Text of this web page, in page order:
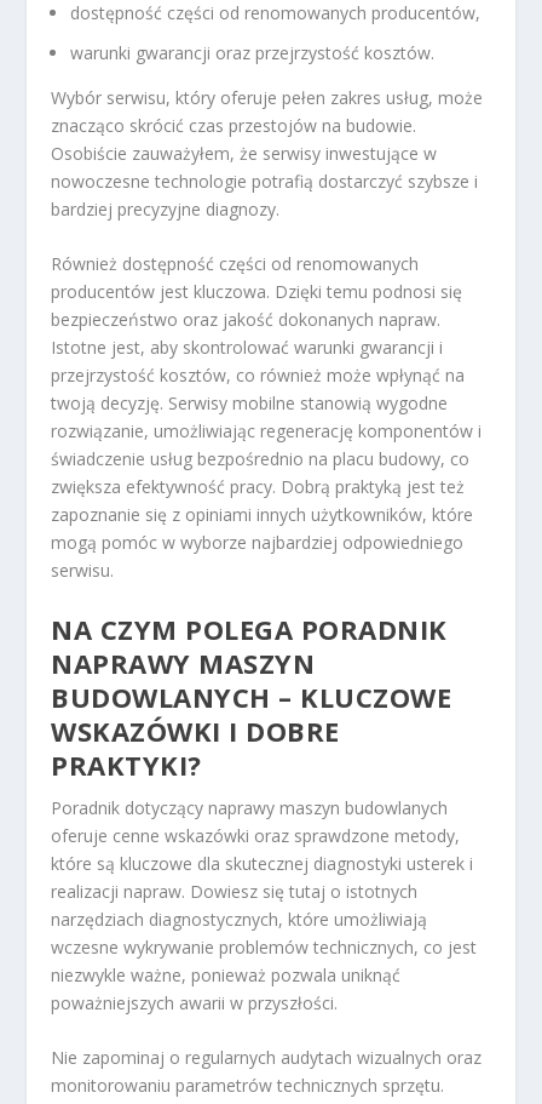
dostępność części od renomowanych producentów,
warunki gwarancji oraz przejrzystość kosztów.
Wybór serwisu, który oferuje pełen zakres usług, może
znacząco skrócić czas przestojów na budowie.
Osobiście zauważyłem, że serwisy inwestujące w
nowoczesne technologie potrafią dostarczyć szybsze i
bardziej precyzyjne diagnozy.
Również dostępność części od renomowanych
producentów jest kluczowa. Dzięki temu podnosi się
bezpieczeństwo oraz jakość dokonanych napraw.
Istotne jest, aby skontrolować warunki gwarancji i
przejrzystość kosztów, co również może wpłynąć na
twoją decyzję. Serwisy mobilne stanowią wygodne
rozwiązanie, umożliwiając regenerację komponentów i
świadczenie usług bezpośrednio na placu budowy, co
zwiększa efektywność pracy. Dobrą praktyką jest też
zapoznanie się z opiniami innych użytkowników, które
mogą pomóc w wyborze najbardziej odpowiedniego
serwisu.
NA CZYM POLEGA PORADNIK
NAPRAWY MASZYN
BUDOWLANYCH – KLUCZOWE
WSKAZÓWKI I DOBRE
PRAKTYKI?
Poradnik dotyczący naprawy maszyn budowlanych
oferuje cenne wskazówki oraz sprawdzone metody,
które są kluczowe dla skutecznej diagnostyki usterek i
realizacji napraw. Dowiesz się tutaj o istotnych
narzędziach diagnostycznych, które umożliwiają
wczesne wykrywanie problemów technicznych, co jest
niezwykle ważne, ponieważ pozwala uniknąć
poważniejszych awarii w przyszłości.
Nie zapominaj o regularnych audytach wizualnych oraz
monitorowaniu parametrów technicznych sprzętu.